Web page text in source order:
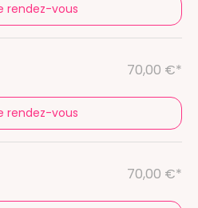
rendez-vous
70,00 €*
rendez-vous
70,00 €*